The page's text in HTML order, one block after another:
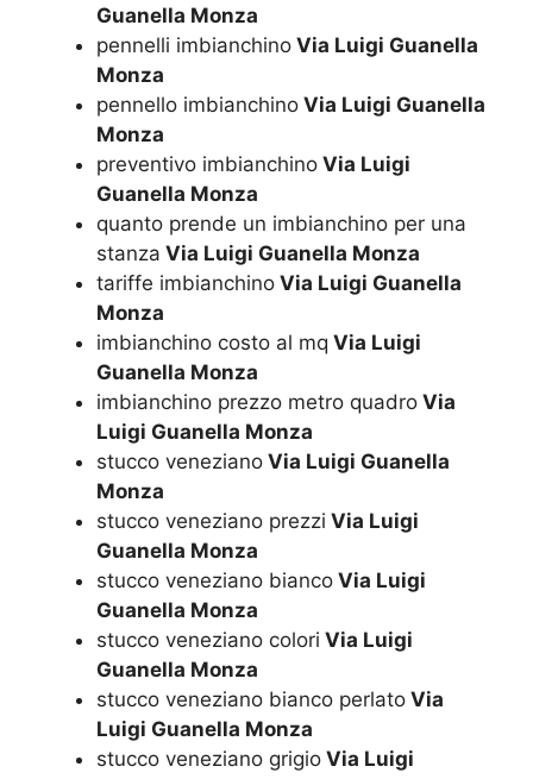
Guanella Monza
pennelli imbianchino Via Luigi Guanella
Monza
pennello imbianchino Via Luigi Guanella
Monza
preventivo imbianchino Via Luigi
Guanella Monza
quanto prende un imbianchino per una
stanza Via Luigi Guanella Monza
tariffe imbianchino Via Luigi Guanella
Monza
imbianchino costo al mq Via Luigi
Guanella Monza
imbianchino prezzo metro quadro Via
Luigi Guanella Monza
stucco veneziano Via Luigi Guanella
Monza
stucco veneziano prezzi Via Luigi
Guanella Monza
stucco veneziano bianco Via Luigi
Guanella Monza
stucco veneziano colori Via Luigi
Guanella Monza
stucco veneziano bianco perlato Via
Luigi Guanella Monza
stucco veneziano grigio Via Luigi